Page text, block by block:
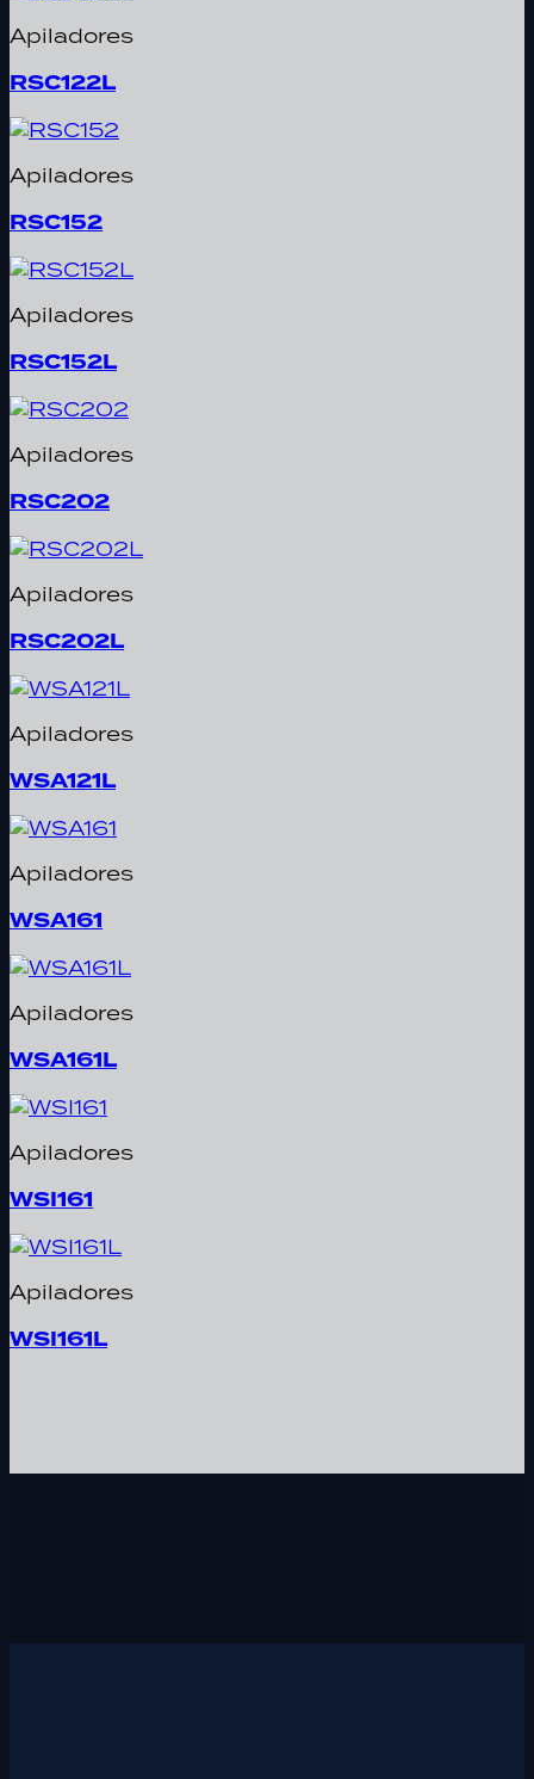
Apiladores
RSC122L
Apiladores
RSC152
Apiladores
RSC152L
Apiladores
RSC202
Apiladores
RSC202L
Apiladores
WSA121L
Apiladores
WSA161
Apiladores
WSA161L
Apiladores
WSI161
Apiladores
WSI161L